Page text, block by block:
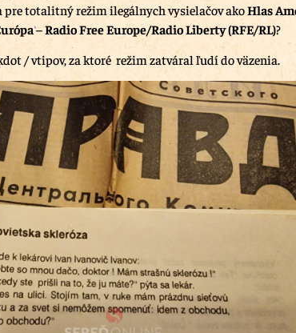
pre totalitný režim ilegálnych vysielačov akoHlas
–Radio Free Europe/Radio Liberty (RFE/RL)?
/ vtipov, za ktoré režim zatváral ľudí do väzenia.